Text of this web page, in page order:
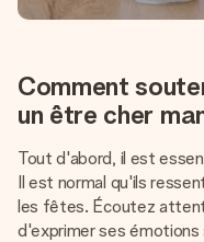
Comment
un être cher
Tout d'abord, il est
Il est normal qu'ils
les fêtes. Écoutez
d'exprimer ses